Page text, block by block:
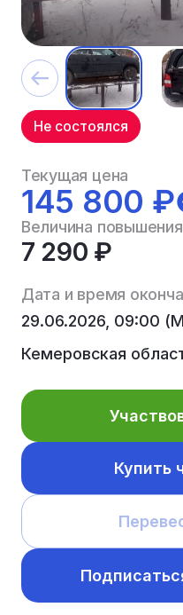
Не состоялся
Текущая цена
145 800 ₽
Величина повышения
7 290 ₽
Дата и время
29.06.2026, 09:00
Кемеровская
Купить